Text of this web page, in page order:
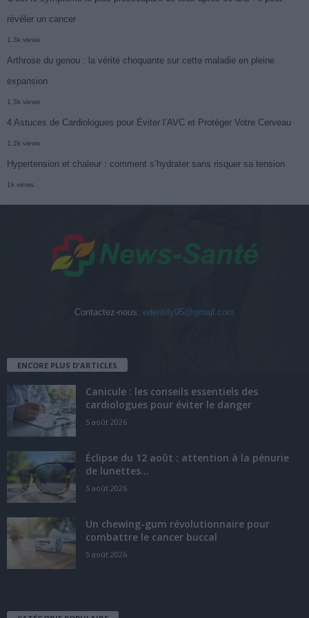
révéler un cancer
1.3k views
Arthrose du genou : la vérité choquante sur cette maladie en pleine
expansion
1.3k views
4 Astuces de Cardiologues pour Éviter l’AVC et Protéger Votre Cerveau
1.2k views
Hypertension et chaleur : comment s’hydrater sans risquer sa tension
1k views
Contactez-nous: edentify95@gmail.com
ENCORE PLUS D'ARTICLES
Canicule : les conseils essentiels des
cardiologues pour éviter le danger
5 août 2026
Éclipse du 12 août : attention à la pénurie
de lunettes...
5 août 2026
Un chewing-gum révolutionnaire pour
combattre le cancer buccal
5 août 2026